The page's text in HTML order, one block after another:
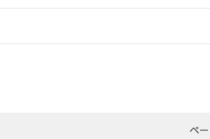
ダウンロードはこちらペ